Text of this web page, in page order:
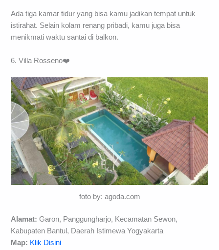
Ada tiga kamar tidur yang bisa kamu jadikan tempat untuk
istirahat. Selain kolam renang pribadi, kamu juga bisa
menikmati waktu santai di balkon.
6. Villa Rosseno❤️
foto by: agoda.com
Alamat:Garon, Panggungharjo, Kecamatan Sewon,
Kabupaten Bantul, Daerah Istimewa Yogyakarta
Map: Klik Disini